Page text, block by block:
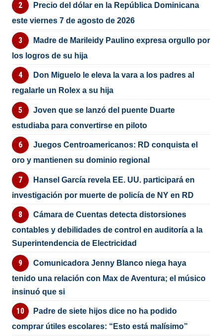
Precio del dólar en la República Dominicana
este viernes 7 de agosto de 2026
Madre de Marileidy Paulino expresa orgullo por
los logros de su hija
Don Miguelo le eleva la vara a los padres al
regalarle un Rolex a su hija
Joven que se lanzó del puente Duarte
estudiaba para convertirse en piloto
Juegos Centroamericanos: RD conquista el
oro y mantienen su dominio regional
Hansel García revela EE. UU. participará en
investigación por muerte de policía de NY en RD
Cámara de Cuentas detecta distorsiones
contables y debilidades de control en auditoría a la
Superintendencia de Electricidad
Comunicadora Jenny Blanco niega haya
tenido una relación con Max de Aventura; el músico
insinuó que si
Padre de siete hijos dice no ha podido
comprar útiles escolares: “Esto está malísimo”